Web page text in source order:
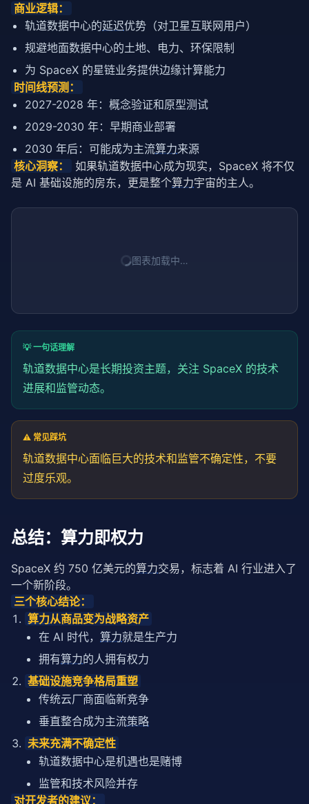
商业逻辑：
轨道数据中心的延迟优势（对卫星互联网用户）
规避地面数据中心的土地、电力、环保限制
为 SpaceX 的星链业务提供边缘计算能力
时间线预测：
2027-2028 年：概念验证和原型测试
2029-2030 年：早期商业部署
2030 年后：可能成为主流算力来源
核心洞察：
如果轨道数据中心成为现实，SpaceX 将不仅
是 AI 基础设施的房东，更是整个算力宇宙的主人。
图表加载中…
💡 一句话理解
轨道数据中心是长期投资主题，关注 SpaceX 的技术
进展和监管动态。
⚠️ 常见踩坑
轨道数据中心面临巨大的技术和监管不确定性，不要
过度乐观。
总结：算力即权力
SpaceX 约 750 亿美元的算力交易，标志着 AI 行业进入了
一个新阶段。
三个核心结论：
算力从商品变为战略资产
在 AI 时代， 算力就是生产力
拥有算力的人拥有权力
基础设施竞争格局重塑
传统云厂商面临新竞争
垂直整合成为主流策略
未来充满不确定性
轨道数据中心是机遇也是赌博
监管和技术风险并存
对开发者的建议：